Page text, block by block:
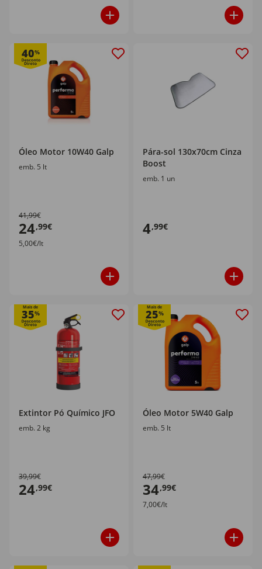
40%
Óleo Motor 10W40 Galp
emb. 5 lt
41,99€
24,99€
5,00€/lt
Pára-sol 130x70cm Cinza
Boost
emb. 1 un
4,99€
Mais de
35%
Extintor Pó Químico JFO
emb. 2 kg
39,99€
24,99€
Mais de
25%
Óleo Motor 5W40 Galp
emb. 5 lt
47,99€
34,99€
7,00€/lt